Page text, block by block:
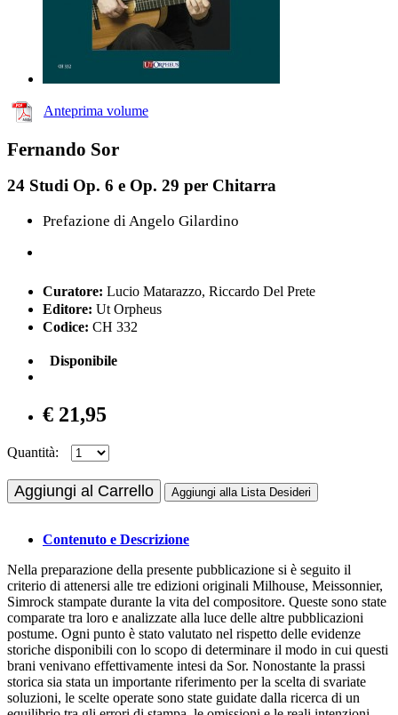
Anteprima volume
Fernando Sor
24 Studi Op. 6 e Op. 29 per Chitarra
Prefazione di Angelo Gilardino
Curatore: Lucio Matarazzo, Riccardo Del Prete
Editore: Ut Orpheus
Codice: CH 332
Disponibile
€ 21,95
Quantità:
Aggiungi al Carrello Aggiungi alla Lista Desideri
Contenuto e Descrizione
Nella preparazione della presente pubblicazione si è seguito il
criterio di attenersi alle tre edizioni originali Milhouse, Meissonnier,
Simrock stampate durante la vita del compositore. Queste sono state
comparate tra loro e analizzate alla luce delle altre pubblicazioni
postume. Ogni punto è stato valutato nel rispetto delle evidenze
storiche disponibili con lo scopo di determinare il modo in cui questi
brani venivano effettivamente intesi da Sor. Nonostante la prassi
storica sia stata un importante riferimento per la scelta di svariate
soluzioni, le scelte operate sono state guidate dalla ricerca di un